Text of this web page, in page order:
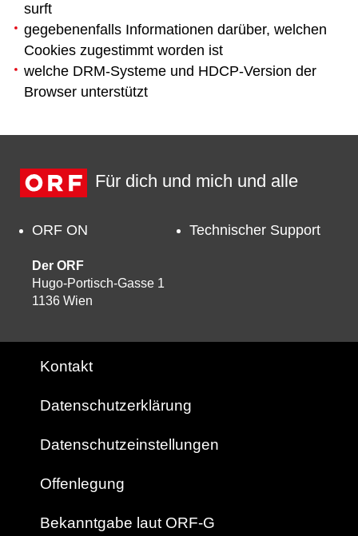
surft
gegebenenfalls Informationen darüber, welchen
Cookies zugestimmt worden ist
welche DRM-Systeme und HDCP-Version der
Browser unterstützt
Für dich und mich und alle
ORF ON Technischer Support
Der ORF
Hugo-Portisch-Gasse 1
1136 Wien
Kontakt
Datenschutzerklärung
Datenschutzeinstellungen
Offenlegung
Bekanntgabe laut ORF-G